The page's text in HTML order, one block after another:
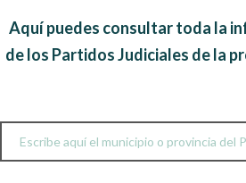
Aquí puedes consultar toda la
de los Partidos Judiciales de la